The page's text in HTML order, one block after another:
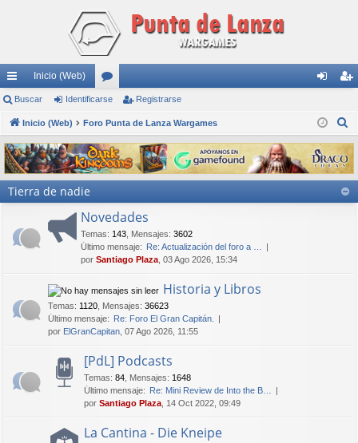
nl
ac
es
rá
pi
Inicio (Web)
or
os nti
fic
ar
ist
ra
rs
e
Buscar Identificarse Registrarse
Inicio (Web) Foro Punta de Lanza Wargames
s
c
Tierra de nadie
Novedades
Temas: 143 Mensajes: 3602
Último mensaje: Re: Actualización del foro a …
por Santiago Plaza , 03 Ago 2026, 15:34
Historia y Libros
Temas: 1120 Mensajes: 36623
Último mensaje: Re: Foro El Gran Capitán.
por ElGranCapitan , 07 Ago 2026, 11:55
[PdL] Podcasts
Temas: 84 Mensajes: 1648
Último mensaje: Re: Mini Review de Into the B…
por Santiago Plaza , 14 Oct 2022, 09:49
La Cantina - Die Kneipe